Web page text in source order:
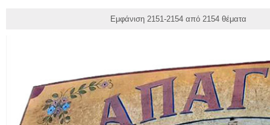
Εμφάνιση 2151-2154 από 2154 θέματα